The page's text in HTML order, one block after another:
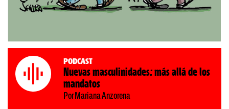
Podcast
Nuevas masculinidades: más allá de los
mandatos
Por Mariana Anzorena